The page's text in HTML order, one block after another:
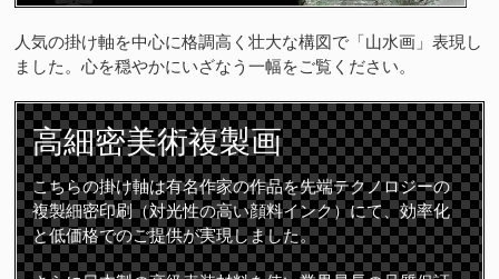
人気の掛け軸を中心に格調高く壮大な構図で「山水画」表現し
ました。心を穏やかにいざなう一幅をご覧ください。
高細密美術複製画
こちらの掛け軸は有名作家の作品を先端テクノロジーの
複製細密印刷（対光性の高い顔料インク）にて、効率化
と低価格でのご提供が実現しました。